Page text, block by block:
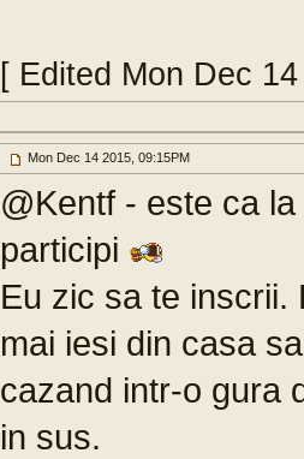
[ Edited Mon Dec
Mon Dec 14 2015, 09:15PM
@Kentf - este ca
participi
Eu zic sa te inscrii.
mai iesi din casa
cazand intr-o gura
in sus.